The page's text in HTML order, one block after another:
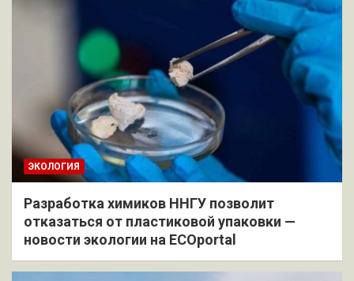
ЭКОЛОГИЯ
Разработка химиков ННГУ позволит
отказаться от пластиковой упаковки —
новости экологии на ECOportal